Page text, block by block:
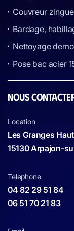
Couvreur
Bardage,
Nettoyage
Pose bac acier
NOUS
Location
Les Granges
15130 Arpajon-
Télephone
04 82 29 51 84
06 51 70 21 83